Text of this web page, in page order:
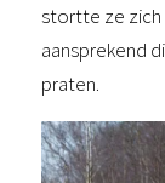
stortte ze zich
aansprekend
praten.